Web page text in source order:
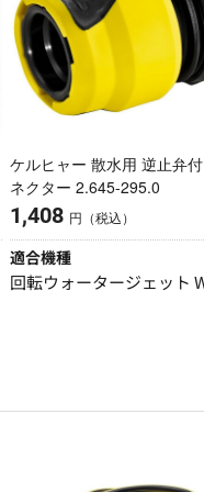
ケルヒャー 散水用 逆止弁
ネクター 2.645-295.0
1,408 円（税込）
適合機種
回転ウォータージェット